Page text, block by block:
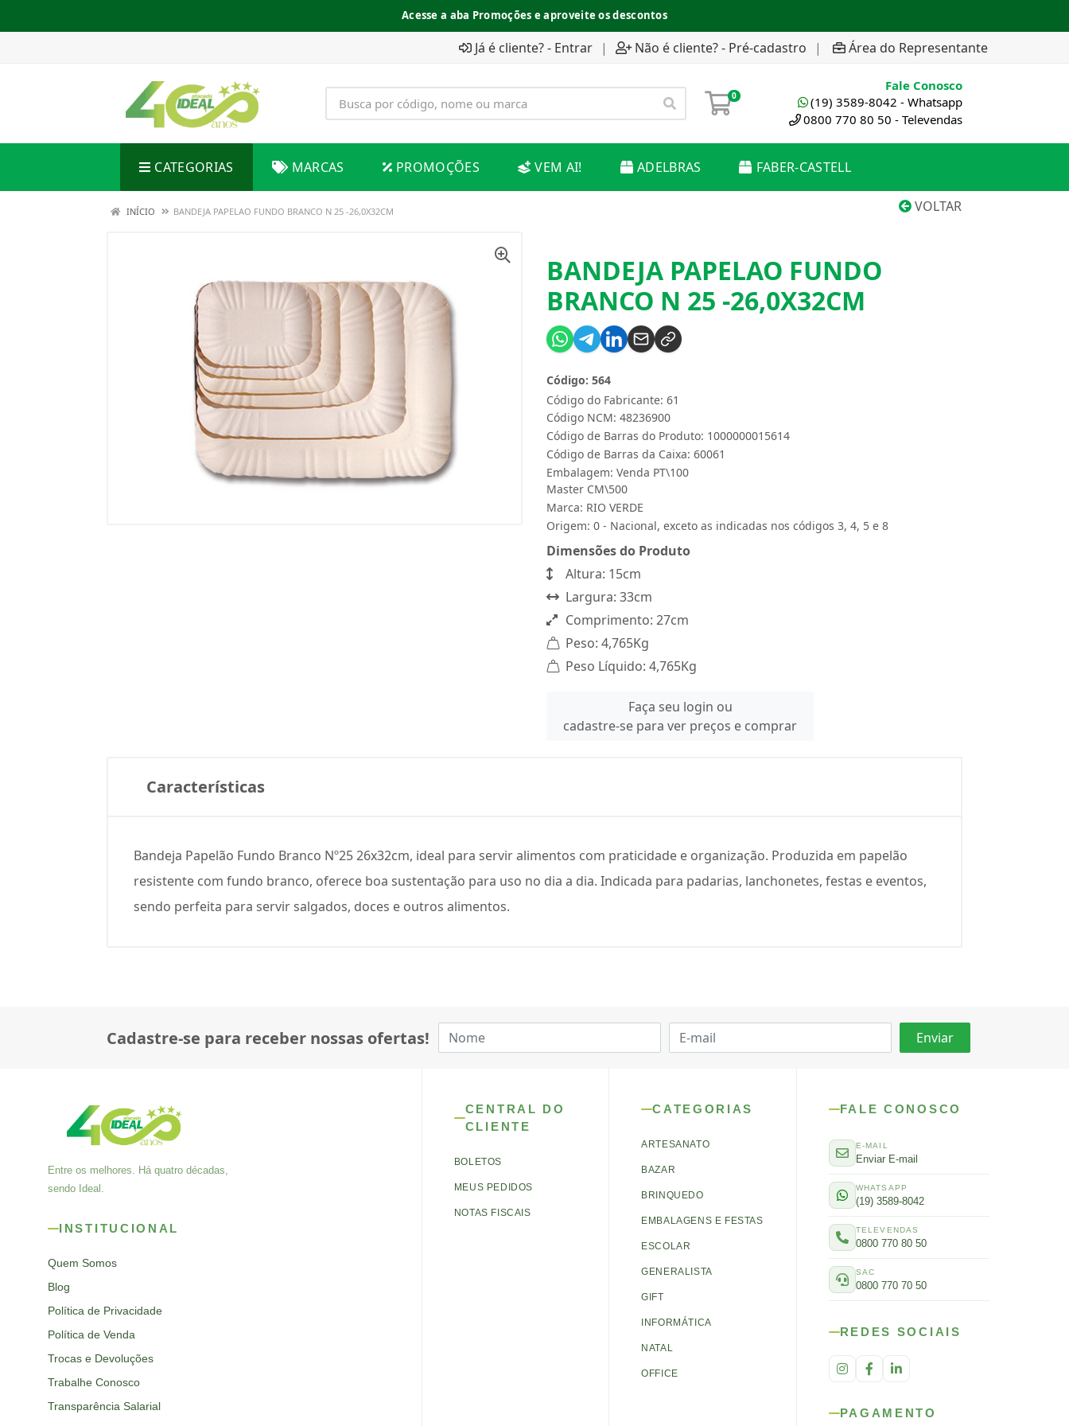
Acesse a aba Promoções e aproveite os descontos
Já é cliente? - Entrar | Não é cliente? - Pré-cadastro | Área do Representante
0
Fale Conosco
(19) 3589-8042 - Whatsapp
0800 770 80 50 - Televendas
CATEGORIAS MARCAS PROMOÇÕES VEM AI! ADELBRAS FABER-CASTELL
VOLTAR
INÍCIO BANDEJA PAPELAO FUNDO BRANCO N 25 -26,0X32CM
BANDEJA PAPELAO FUNDO
BRANCO N 25 -26,0X32CM
Código do Fabricante: 61
Código: 564
Código NCM: 48236900
Código de Barras do Produto: 1000000015614
Código de Barras da Caixa: 60061
Embalagem: Venda PT\100
Master CM\500
Marca: RIO VERDE
Origem: 0 - Nacional, exceto as indicadas nos códigos 3, 4, 5 e 8
Dimensões do Produto
Altura: 15cm
Largura: 33cm
Comprimento: 27cm
Peso: 4,765Kg
Peso Líquido: 4,765Kg
Faça seu login ou
cadastre-se para ver preços e comprar
Características
Bandeja Papelão Fundo Branco Nº25 26x32cm, ideal para servir alimentos com praticidade e organização. Produzida em papelão
resistente com fundo branco, oferece boa sustentação para uso no dia a dia. Indicada para padarias, lanchonetes, festas e eventos,
sendo perfeita para servir salgados, doces e outros alimentos.
Cadastre-se para receber nossas ofertas!
Entre os melhores. Há quatro décadas,
sendo Ideal.
INSTITUCIONAL
Quem Somos
Blog
Política de Privacidade
Política de Venda
Trocas e Devoluções
Trabalhe Conosco
Transparência Salarial
CENTRAL DO
CLIENTE
BOLETOS
MEUS PEDIDOS
NOTAS FISCAIS
CATEGORIAS
ARTESANATO
BAZAR
BRINQUEDO
EMBALAGENS E FESTAS
ESCOLAR
GENERALISTA
GIFT
INFORMÁTICA
NATAL
OFFICE
FALE CONOSCO
E-MAIL
Enviar E-mail
WHATSAPP
(19) 3589-8042
TELEVENDAS
0800 770 80 50
SAC
0800 770 70 50
REDES SOCIAIS
PAGAMENTO